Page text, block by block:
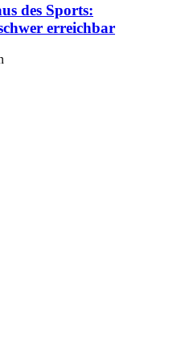
des Sports:
erreichbar